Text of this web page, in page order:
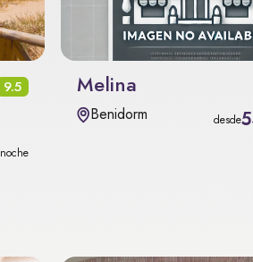
9.5
noche
Melina
Benidorm desde